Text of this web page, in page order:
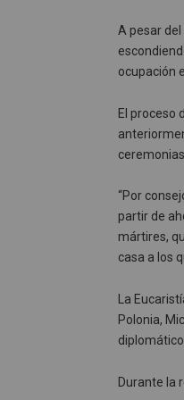
A pesar
ocupación
El proceso
“Por
partir de
mártires,
casa a los
La
Polonia,
Durante la